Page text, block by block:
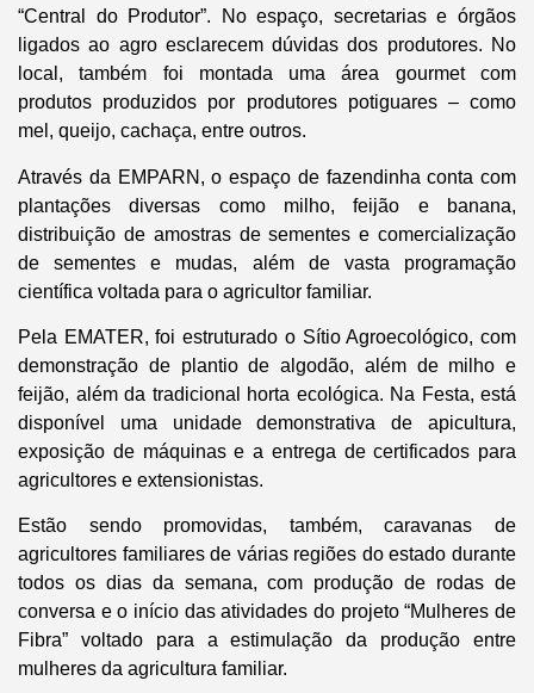
“Central do Produtor”. No espaço, secretarias e órgãos
ligados ao agro esclarecem dúvidas dos produtores. No
local, também foi montada uma área gourmet com
produtos produzidos por produtores potiguares – como
mel, queijo, cachaça, entre outros.
Através da EMPARN, o espaço de fazendinha conta com
plantações diversas como milho, feijão e banana,
distribuição de amostras de sementes e comercialização
de sementes e mudas, além de vasta programação
científica voltada para o agricultor familiar.
Pela EMATER, foi estruturado o Sítio Agroecológico, com
demonstração de plantio de algodão, além de milho e
feijão, além da tradicional horta ecológica. Na Festa, está
disponível uma unidade demonstrativa de apicultura,
exposição de máquinas e a entrega de certificados para
agricultores e extensionistas.
Estão sendo promovidas, também, caravanas de
agricultores familiares de várias regiões do estado durante
todos os dias da semana, com produção de rodas de
conversa e o início das atividades do projeto “Mulheres de
Fibra” voltado para a estimulação da produção entre
mulheres da agricultura familiar.